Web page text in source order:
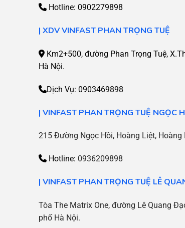
Hotline: 0902279898
| XDVVINFAST PHAN TRỌNG TUỆ
Km2+500, đường Phan Trọng Tuệ,
Hà Nội.
Dịch Vụ: 0903469898
| VINFAST PHAN TRỌNG TUỆ NGỌC
215 Đường Ngọc Hồi, Hoàng Liệt, Hoàng
Hotline: 0936209898
| VINFAST PHAN TRỌNG TUỆ LÊ
Tòa The Matrix One, đường Lê Quang
phố Hà Nội.